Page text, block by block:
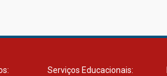
Serviços Educacionais: